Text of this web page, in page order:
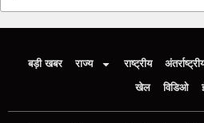
बड़ी खबर राज्य राष्ट्रीय
खेल
विडिओ